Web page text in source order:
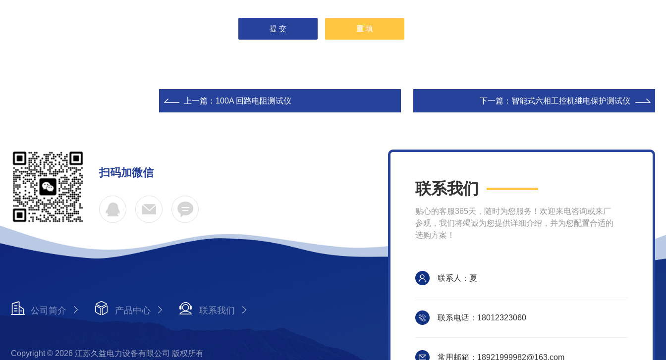
上一篇： 100A 回路电阻测试仪 下一篇： 智能式六相工控机继电保护测试仪
扫码加微信
公司简介 产品中心 联系我们
Copyright © 2026 江苏久益电力设备有限公司 版权所有
联系我们
贴心的客服365天，随时为您服务！欢迎来电咨询或来厂
参观，我们将竭诚为您提供详细介绍，并为您配置合适的
选购方案！
联系人：夏
联系电话：18012323060
常用邮箱：18921999982@163.com